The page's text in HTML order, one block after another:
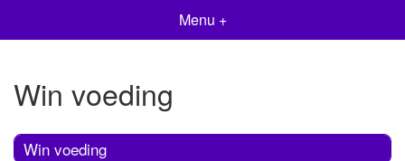
Menu +
Win voeding
Win voeding